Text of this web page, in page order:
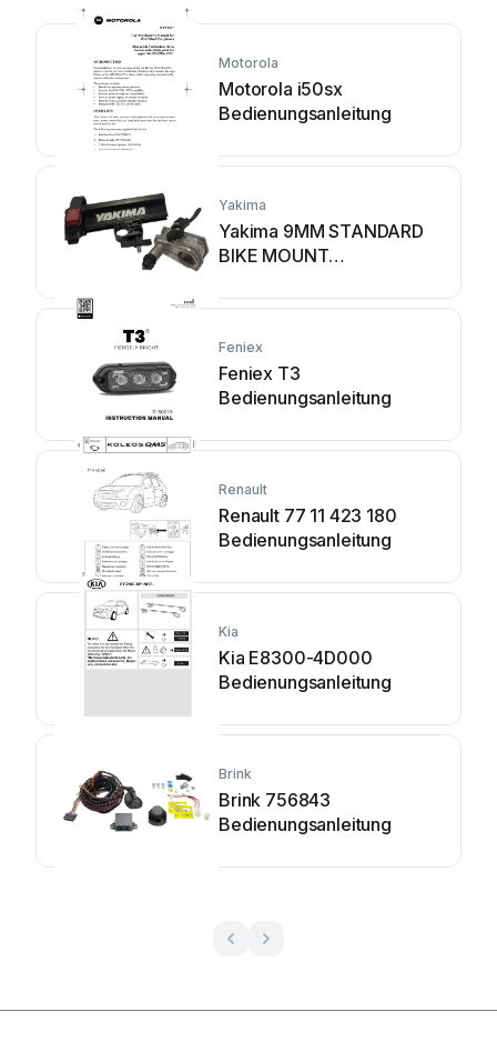
Motorola
Motorola i50sx
Bedienungsanleitung
Yakima
Yakima 9MM STANDARD
BIKE MOUNT
Feniex
Feniex T3
Bedienungsanleitung
Renault
Renault 77 11 423 180
Bedienungsanleitung
Kia
Kia E8300-4D000
Bedienungsanleitung
Brink
Brink 756843
Bedienungsanleitung